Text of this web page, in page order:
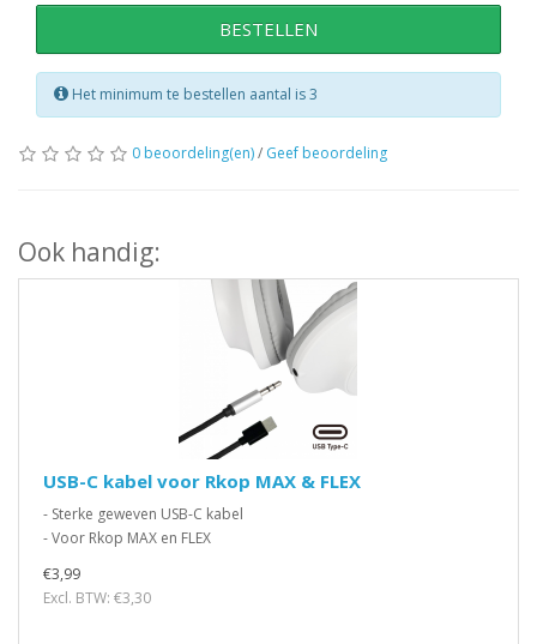
BESTELLEN
Het minimum te bestellen aantal is 3
0 beoordeling(en)/ Geef beoordeling
Ook handig:
USB-C kabel voor Rkop MAX & FLEX
- Sterke geweven USB-C kabel
- Voor Rkop MAX en FLEX
€3,99
Excl. BTW: €3,30